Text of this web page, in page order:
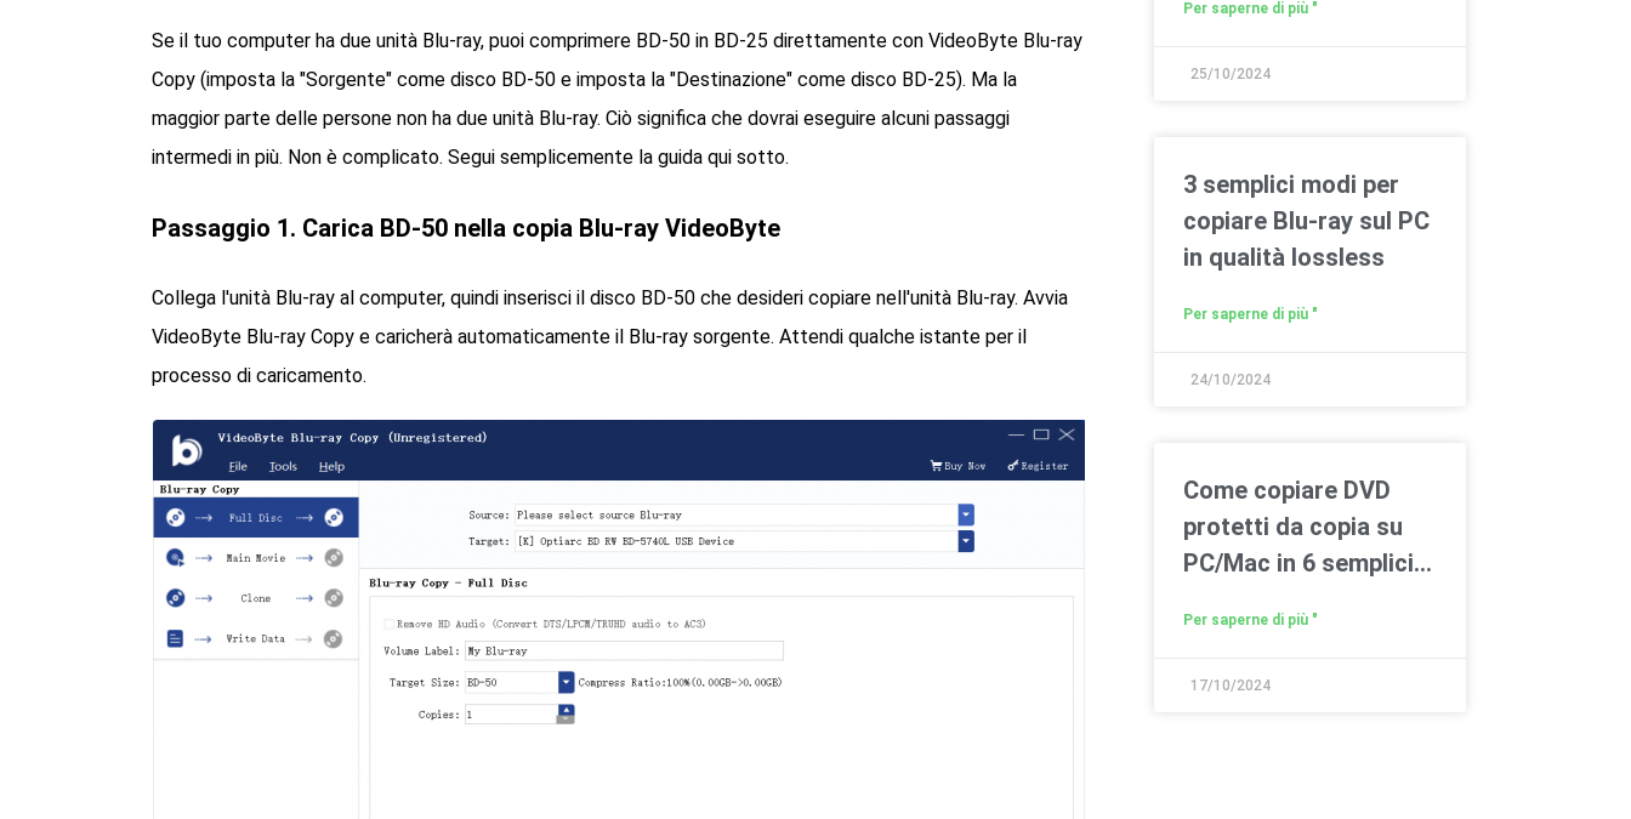
Se il tuo computer ha due unità Blu-ray, puoi comprimere BD-50 in BD-25 direttamente con VideoByte Blu-ray
Copy (imposta la "Sorgente" come disco BD-50 e imposta la "Destinazione" come disco BD-25). Ma la
maggior parte delle persone non ha due unità Blu-ray. Ciò significa che dovrai eseguire alcuni passaggi
intermedi in più. Non è complicato. Segui semplicemente la guida qui sotto.
Passaggio 1. Carica BD-50 nella copia Blu-ray VideoByte
Collega l'unità Blu-ray al computer, quindi inserisci il disco BD-50 che desideri copiare nell'unità Blu-ray. Avvia
VideoByte Blu-ray Copy e caricherà automaticamente il Blu-ray sorgente. Attendi qualche istante per il
processo di caricamento.
Per saperne di più "
25/10/2024
3 semplici modi per
copiare Blu-ray sul PC
in qualità lossless
Per saperne di più "
24/10/2024
Come copiare DVD
protetti da copia su
PC/Mac in 6 semplici
Per saperne di più "
17/10/2024